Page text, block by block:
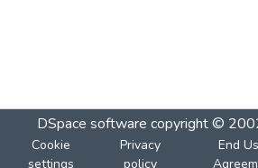
DSpace software copyright ©
Cookie
settings
Privacy
policy
End